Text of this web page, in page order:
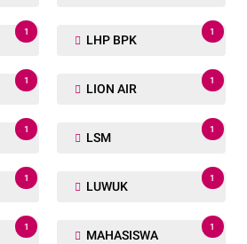
1
LHP BPK
1
1
LION AIR
1
1
LSM
1
1
LUWUK
1
1
MAHASISWA
1